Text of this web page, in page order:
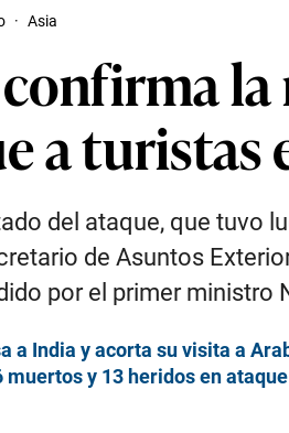
· Asia
la
a turistas
del ataque, que tuvo
de Asuntos
por el primer ministro
a India y acorta su visita a
muertos y 13 heridos en